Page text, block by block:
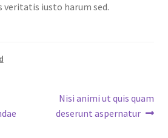
veritatis iusto harum sed.
Next
post:
Nisi animi ut quis quam
deserunt aspernatur